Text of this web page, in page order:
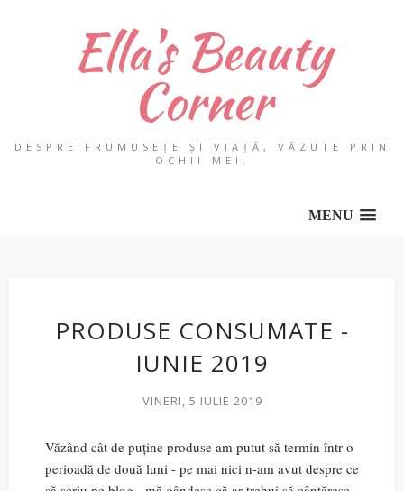
Ella's Beauty
Corner
DESPRE FRUMUSEȚE ȘI VIAȚĂ, VĂZUTE PRIN
OCHII MEI.
MENU
PRODUSE CONSUMATE -
IUNIE 2019
VINERI, 5 IULIE 2019
Văzând cât de puține produse am putut să termin într-o
perioadă de două luni - pe mai nici n-am avut despre ce